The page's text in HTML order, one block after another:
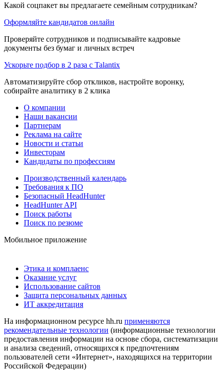
Какой соцпакет вы предлагаете семейным сотрудникам?
Оформляйте кандидатов онлайн
Проверяйте сотрудников и подписывайте кадровые
документы без бумаг и личных встреч
Ускорьте подбор в 2 раза с Talantix
Автоматизируйте сбор откликов, настройте воронку,
собирайте аналитику в 2 клика
О компании
Наши вакансии
Партнерам
Реклама на сайте
Новости и статьи
Инвесторам
Кандидаты по профессиям
Производственный календарь
Требования к ПО
Безопасный HeadHunter
HeadHunter API
Поиск работы
Поиск по резюме
Мобильное приложение
Этика и комплаенс
Оказание услуг
Использование сайтов
Защита персональных данных
ИТ аккредитация
На информационном ресурсе hh.ru применяются
рекомендательные технологии (информационные технологии
предоставления информации на основе сбора, систематизации
и анализа сведений, относящихся к предпочтениям
пользователей сети «Интернет», находящихся на территории
Российской Федерации)